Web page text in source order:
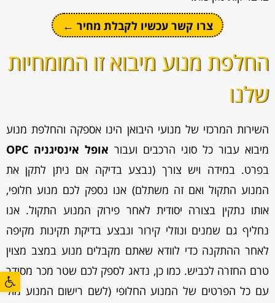
פתח
צרו קשר עכשיו לקבלת מחיר ←
החלפת מנוע מיבוא זו המומחיות
שלנו
השירות המרכזי של מנועי היבואן הינו אספקה והחלפת מנוע
מיבוא עבור כל סוגי הרכבים ועבור אופל אינסיגניה OPC
בפרט. במידה ויש צורך (נבצע בדיקה אם ניתן לתקן את
המנוע התקול ואם זה משתלם) אנו נספק לכם מנוע חלופי,
אותו נתקין בצורה יסודית לאחר פירוק המנוע התקול. אנו
נחליף גם שמנים ונוזלי קירור ונבצע בדיקת תקינות מקיפה
לאחר ההתקנה כדי לוודא שאתם מקבלים מנוע במצב מצוין
טרם החזרה לכביש. כמו כן, נדאג לספק לכם שטר מכר מסודר
עם כל הפרטים של המנוע החלופי (לשם רישום המנוע מול